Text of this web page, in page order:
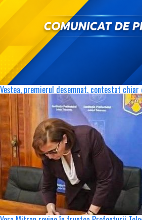
Veștea, premierul desemnat, contestat